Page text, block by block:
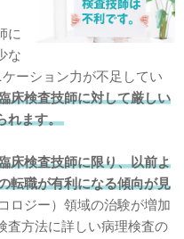
に
な
ーション力が不足してい
床検査技師に対して厳しい
れます。
床検査技師に限り、以前よ
転職が有利になる傾向が見
ロジー）領域の治験が増加
査方法に詳しい病理検査の